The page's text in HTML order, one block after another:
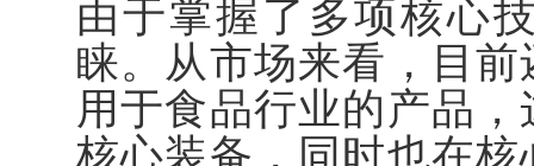
由于掌握了多项核心
睐。从市场来看，目
用于食品行业的产品
核心装备，同时也在